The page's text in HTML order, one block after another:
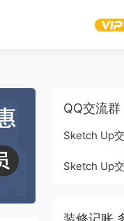
QQ交流群
Sketch Up
Sketch Up